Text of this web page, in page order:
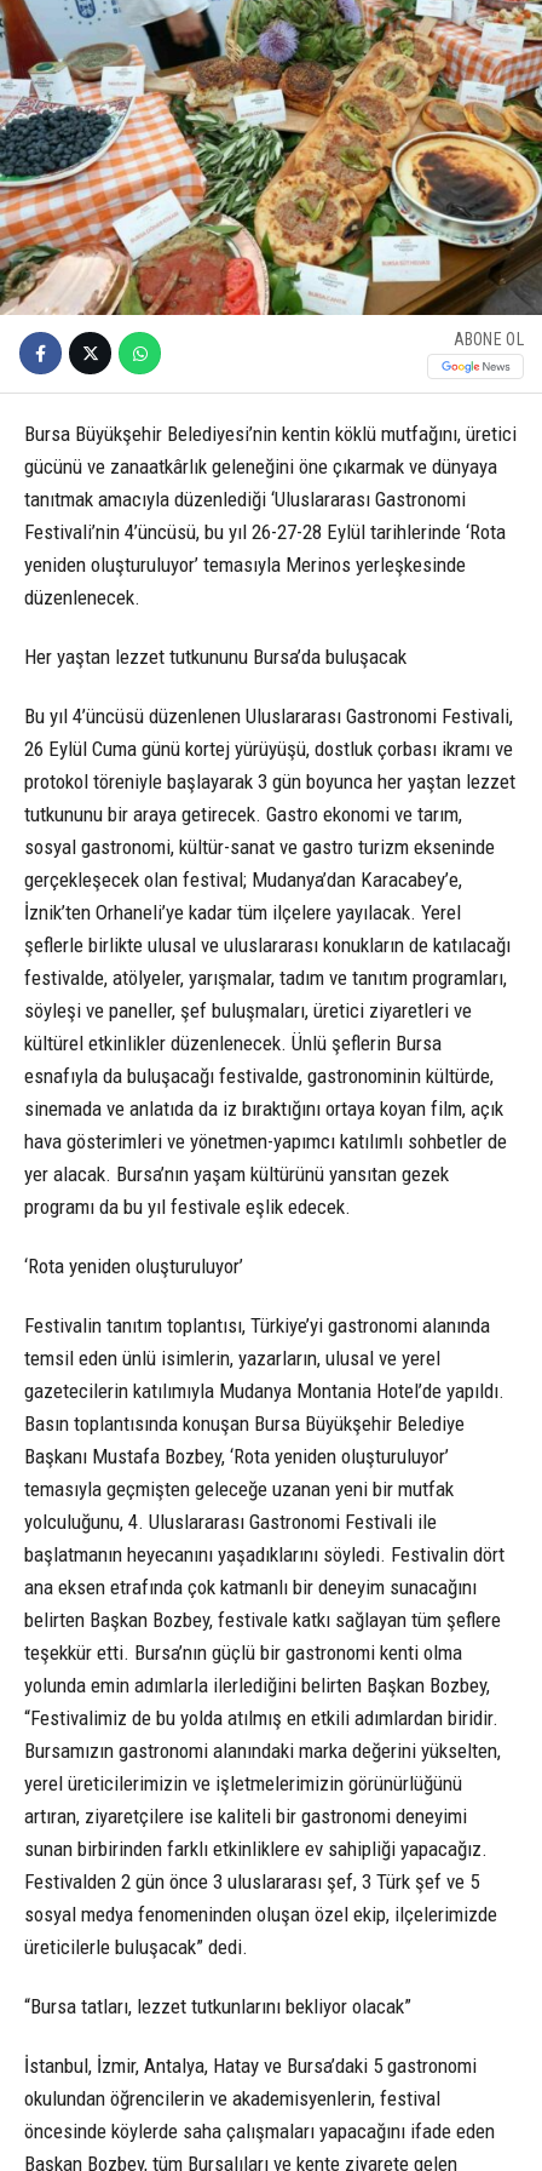
ABONE OL
Bursa Büyükşehir Belediyesi’nin kentin köklü mutfağını, üretici
gücünü ve zanaatkârlık geleneğini öne çıkarmak ve dünyaya
tanıtmak amacıyla düzenlediği ‘Uluslararası Gastronomi
Festivali’nin 4’üncüsü, bu yıl 26-27-28 Eylül tarihlerinde ‘Rota
yeniden oluşturuluyor’ temasıyla Merinos yerleşkesinde
düzenlenecek.
Her yaştan lezzet tutkununu Bursa’da buluşacak
Bu yıl 4’üncüsü düzenlenen Uluslararası Gastronomi Festivali,
26 Eylül Cuma günü kortej yürüyüşü, dostluk çorbası ikramı ve
protokol töreniyle başlayarak 3 gün boyunca her yaştan lezzet
tutkununu bir araya getirecek. Gastro ekonomi ve tarım,
sosyal gastronomi, kültür-sanat ve gastro turizm ekseninde
gerçekleşecek olan festival; Mudanya’dan Karacabey’e,
İznik’ten Orhaneli’ye kadar tüm ilçelere yayılacak. Yerel
şeflerle birlikte ulusal ve uluslararası konukların de katılacağı
festivalde, atölyeler, yarışmalar, tadım ve tanıtım programları,
söyleşi ve paneller, şef buluşmaları, üretici ziyaretleri ve
kültürel etkinlikler düzenlenecek. Ünlü şeflerin Bursa
esnafıyla da buluşacağı festivalde, gastronominin kültürde,
sinemada ve anlatıda da iz bıraktığını ortaya koyan film, açık
hava gösterimleri ve yönetmen-yapımcı katılımlı sohbetler de
yer alacak. Bursa’nın yaşam kültürünü yansıtan gezek
programı da bu yıl festivale eşlik edecek.
‘Rota yeniden oluşturuluyor’
Festivalin tanıtım toplantısı, Türkiye’yi gastronomi alanında
temsil eden ünlü isimlerin, yazarların, ulusal ve yerel
gazetecilerin katılımıyla Mudanya Montania Hotel’de yapıldı.
Basın toplantısında konuşan Bursa Büyükşehir Belediye
Başkanı Mustafa Bozbey, ‘Rota yeniden oluşturuluyor’
temasıyla geçmişten geleceğe uzanan yeni bir mutfak
yolculuğunu, 4. Uluslararası Gastronomi Festivali ile
başlatmanın heyecanını yaşadıklarını söyledi. Festivalin dört
ana eksen etrafında çok katmanlı bir deneyim sunacağını
belirten Başkan Bozbey, festivale katkı sağlayan tüm şeflere
teşekkür etti. Bursa’nın güçlü bir gastronomi kenti olma
yolunda emin adımlarla ilerlediğini belirten Başkan Bozbey,
“Festivalimiz de bu yolda atılmış en etkili adımlardan biridir.
Bursamızın gastronomi alanındaki marka değerini yükselten,
yerel üreticilerimizin ve işletmelerimizin görünürlüğünü
artıran, ziyaretçilere ise kaliteli bir gastronomi deneyimi
sunan birbirinden farklı etkinliklere ev sahipliği yapacağız.
Festivalden 2 gün önce 3 uluslararası şef, 3 Türk şef ve 5
sosyal medya fenomeninden oluşan özel ekip, ilçelerimizde
üreticilerle buluşacak” dedi.
“Bursa tatları, lezzet tutkunlarını bekliyor olacak”
İstanbul, İzmir, Antalya, Hatay ve Bursa’daki 5 gastronomi
okulundan öğrencilerin ve akademisyenlerin, festival
öncesinde köylerde saha çalışmaları yapacağını ifade eden
Başkan Bozbey, tüm Bursalıları ve kente ziyarete gelen